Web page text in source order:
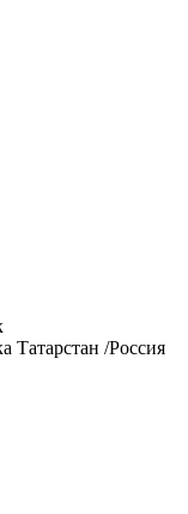
Татарстан /Россия